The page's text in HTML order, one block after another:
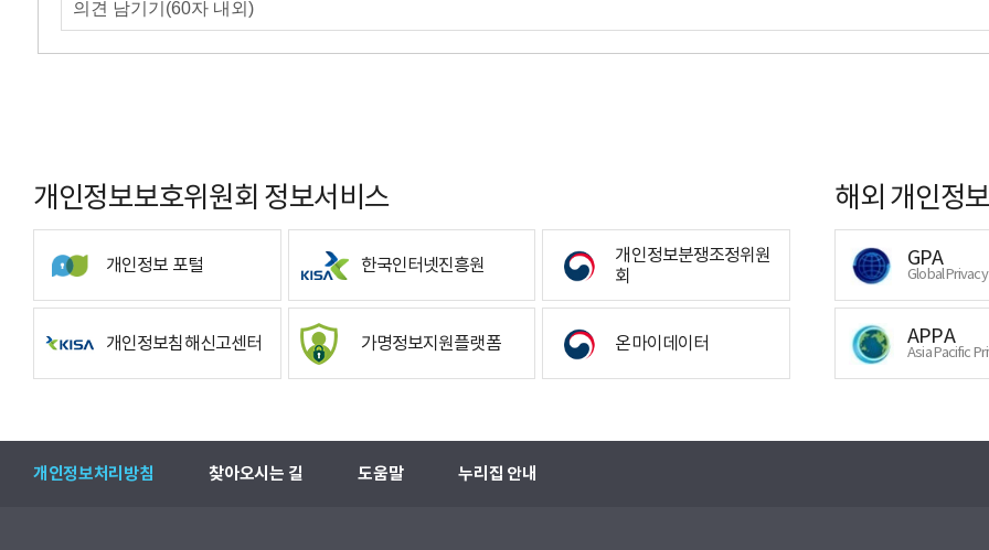
개인정보보호위원회 정보서비스
개인정보 포털 한국인터넷진흥원
개인정보분쟁조정위원
회
개인정보침해신고센터 가명정보지원플랫폼 온마이데이터
해외 개인정
GPA
Global
APPA
Asia Pacific
개인정보처리방침 찾아오시는 길 도움말 누리집 안내